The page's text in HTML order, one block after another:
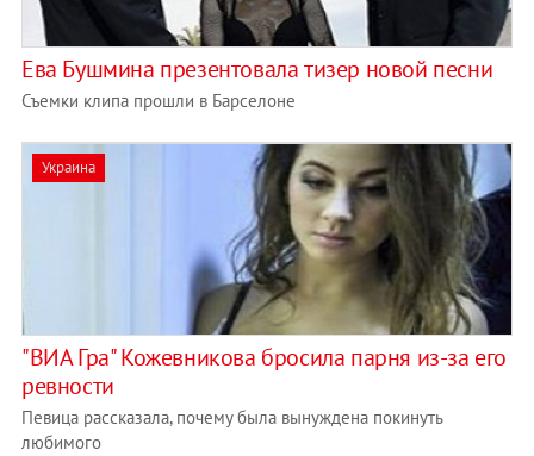
Ева Бушмина презентовала тизер новой песни
Съемки клипа прошли в Барселоне
Украина
"ВИА Гра" Кожевникова бросила парня из-за его
ревности
Певица рассказала, почему была вынуждена покинуть
любимого